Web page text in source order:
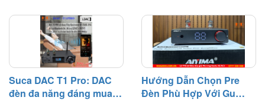
cách khắc phục
Suca DAC T1 Pro: DAC
đèn đa năng đáng mua
Hướng Dẫn Chọn Pre
Đèn Phù Hợp Với Gu